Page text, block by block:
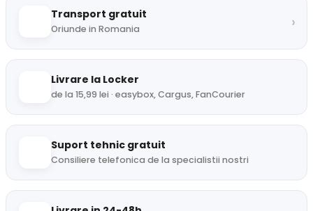
Transport gratuit
Oriunde in Romania ›
Livrare la Locker
de la 15,99 lei · easybox, Cargus, FanCourier
Suport tehnic gratuit
Consiliere telefonica de la specialistii nostri